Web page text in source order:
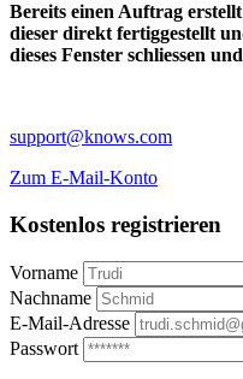
Bereits einen Auftrag
dieser direkt fertiggestellt
dieses Fenster schliessen
support@knows.com
Zum E-Mail-Konto
Kostenlos registrieren
Vorname
Nachname
E-Mail-Adresse
Passwort